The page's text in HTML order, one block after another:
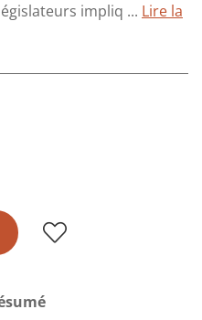
impliq ... Lire la